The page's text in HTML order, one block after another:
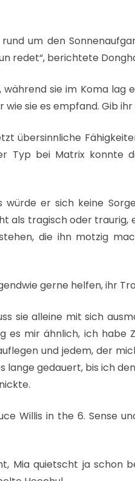
um den
redet“, berichtete
während sie im Koma lag
sie es empfand. Gib
übersinnliche
Typ bei Matrix konnte
würde er sich keine
als tragisch oder traurig,
die ihn motzig
gerne helfen, ihr
sie alleine mit sich
es mir ähnlich, ich
und jedem, der
lange gedauert, bis ich
Willis in the 6. Sense
Mia quietscht ja schon